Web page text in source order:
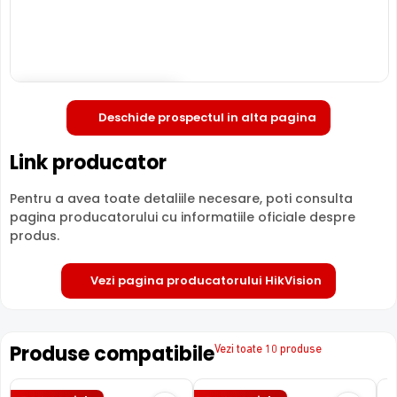
LENTILA FIXA
Camera HIKVISION DS-2CE17D0T-IT5F3Care o lentila ce
ofera un unghi fix de vizualizare, ce nu poate fi reglat in
momentul instalarii acesteia, fiind pretabila in
supravegherea generala a zonelor. Distanta focala este
de 3.6 mm, oferind un unghi orizontal de 79.6°.
Deschide prospectul in alta pagina
Link producator
Pentru a avea toate detaliile necesare, poti consulta
pagina producatorului cu informatiile oficiale despre
produs.
Vezi pagina producatorului HikVision
Produse compatibileVezi toate 10 produse